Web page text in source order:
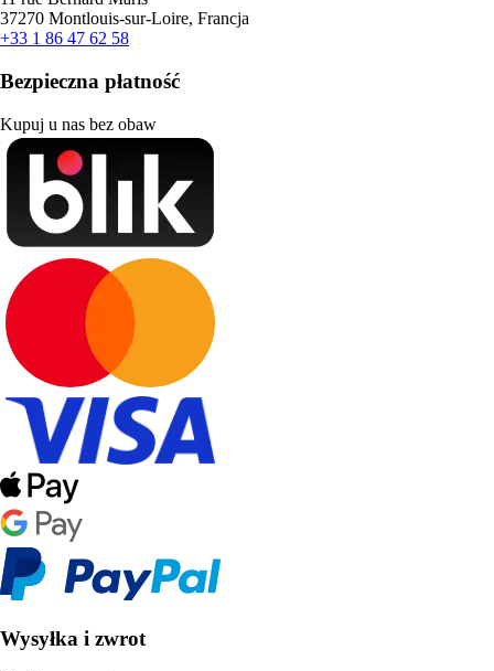
37270 Montlouis-sur-Loire, Francja
+33 1 86 47 62 58
Bezpieczna płatność
Kupuj u nas bez obaw
Wysyłka i zwrot